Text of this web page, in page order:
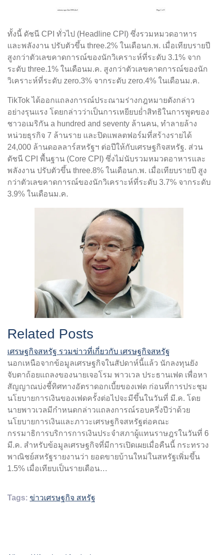
ทั้งนี้ ดัชนี CPI ทั่วไป (Headline CPI) ซึ่งรวมหมวดอาหาร
และพลังงาน ปรับตัวขึ้น three.2% ในเดือนก.พ. เมื่อเทียบรายปี
สูงกว่าตัวเลขคาดการณ์ของนักวิเคราะห์ที่ระดับ 3.1% จาก
ระดับ three.1% ในเดือนม.ค. สูงกว่าตัวเลขคาดการณ์ของนัก
วิเคราะห์ที่ระดับ zero.3% จากระดับ zero.4% ในเดือนม.ค.
TikTok ได้ออกแถลงการณ์ประณามร่างกฎหมายดังกล่าว
อย่างรุนแรง โดยกล่าวว่าเป็นการเหยียบย่ำสิทธิในการพูดของ
ชาวอเมริกัน a hundred and seventy ล้านคน, ทำลายล้าง
หน่วยธุรกิจ 7 ล้านราย และปิดแพลตฟอร์มที่สร้างรายได้
24,000 ล้านดอลลาร์สหรัฐฯ ต่อปีให้กับเศรษฐกิจสหรัฐ. ส่วน
ดัชนี CPI พื้นฐาน (Core CPI) ซึ่งไม่นับรวมหมวดอาหารและ
พลังงาน ปรับตัวขึ้น three.8% ในเดือนก.พ. เมื่อเทียบรายปี สูง
กว่าตัวเลขคาดการณ์ของนักวิเคราะห์ที่ระดับ 3.7% จากระดับ
3.9% ในเดือนม.ค.
Related Posts
เศรษฐกิจสหรัฐ รวมข่าวที่เกี่ยวกับ เศรษฐกิจสหรัฐ
นอกเหนือจากข้อมูลเศรษฐกิจในสัปดาห์นี้แล้ว นักลงทุนยัง
จับตาถ้อยแถลงของนายเจอโรม พาวเวล ประธานเฟด เพื่อหา
สัญญาณบ่งชี้ทิศทางอัตราดอกเบี้ยของเฟด ก่อนที่การประชุม
นโยบายการเงินของเฟดครั้งต่อไปจะมีขึ้นในวันที่ มี.ค. โดย
นายพาวเวลมีกำหนดกล่าวแถลงการณ์รอบครึ่งปีว่าด้วย
นโยบายการเงินและภาวะเศรษฐกิจสหรัฐต่อคณะ
กรรมาธิการบริการการเงินประจำสภาผู้แทนราษฎรในวันที่ 6
มี.ค. สำหรับข้อมูลเศรษฐกิจที่มีการเปิดเผยเมื่อคืนนี้ กระทรวง
พาณิชย์สหรัฐรายงานว่า ยอดขายบ้านใหม่ในสหรัฐเพิ่มขึ้น
1.5% เมื่อเทียบเป็นรายเดือน…
Tags: ข่าวเศรษฐกิจ สหรัฐ